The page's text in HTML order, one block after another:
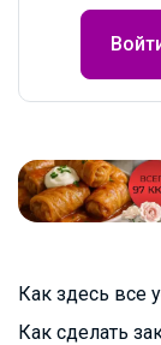
Как здесь все
Как сделать